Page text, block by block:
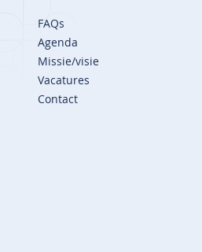
FAQs
Agenda
Missie/visie
Vacatures
Contact